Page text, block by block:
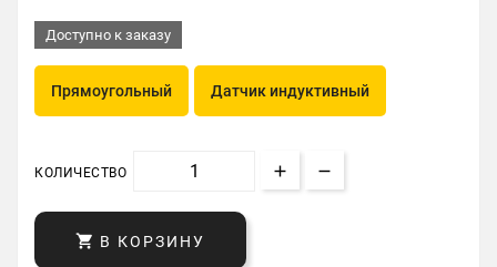
Доступно к заказу
Прямоугольный Датчик индуктивный
КОЛИЧЕСТВО
 В КОРЗИНУ